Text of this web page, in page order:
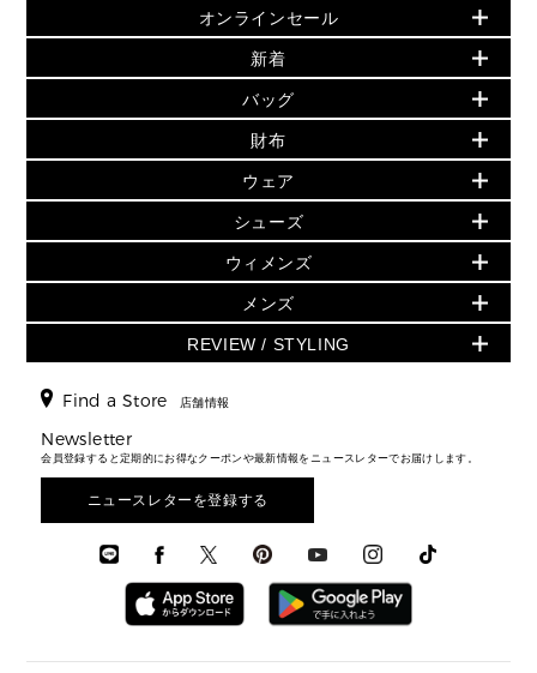
セールおすすめアイテム
▶ ウィメンズ
バッグ
小物
シューズ・靴
ウェア
アクセサリー
時計
▶ メンズ
バッグ
ウェア
アクセサリー
オンラインセール
PRODUCT OF THE MONTH - 今月の特別価格
再値下げアイテム
追加アイテム
▶ ウィメンズすべて(ウェア・シューズ除く)
バッグ
財布・小物
ウェア
シューズ
時計・ジュエリー
アクセサリー
メンズ バッグ
メンズ 財布・小物
メンズ シューズ
メンズ ウェア
メンズ 時計・その他
新着
初夏のスタイル
▶ すべて
▶ ウィメンズすべて
財布・小物
アクセサリー
フレグランス
シューズ
▶ メンズすべて
メンズ財布・小物
メンズアクセサリー
メンズウェア
バッグ
人気の定番アイテム
日本限定 - バッグ
▶ ウィメンズすべて
トートバッグ
ショルダーバッグ
クロスボディ・斜め掛け
トラベル
3 IN 1 / 2 IN 1 バッグ
▶ メンズすべて
財布
日本限定 - 財布・小物
▶ ウィメンズすべて
GREENWICH
折り財布(二つ折り・三つ折り)
長財布
▶ メンズすべて
ウェア
▶ ウィメンズすべて
トップス
スカート・パンツ
ジャケット・アウター
▶ メンズすべて
シューズ
▶ ウィメンズすべて
サンダル
スニーカー
▶ メンズすべて
ウィメンズ
人気の定番アイテム
▶ ウィメンズすべて
▶ バッグすべて
通勤・通学アイテム
3 IN 1 バッグ
ミニ財布・フラグメントケース
メンズ
▶ メンズすべて
財布・小物
時計・ジュエリー
アクセサリー
REVIEW / STYLING
エディターレビュー
Find a Store 店舗情報
Newsletter
会員登録すると定期的にお得なクーポンや最新情報をニュースレターでお届けします。
ニュースレターを登録する